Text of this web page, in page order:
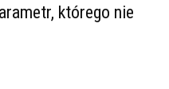
którego nie